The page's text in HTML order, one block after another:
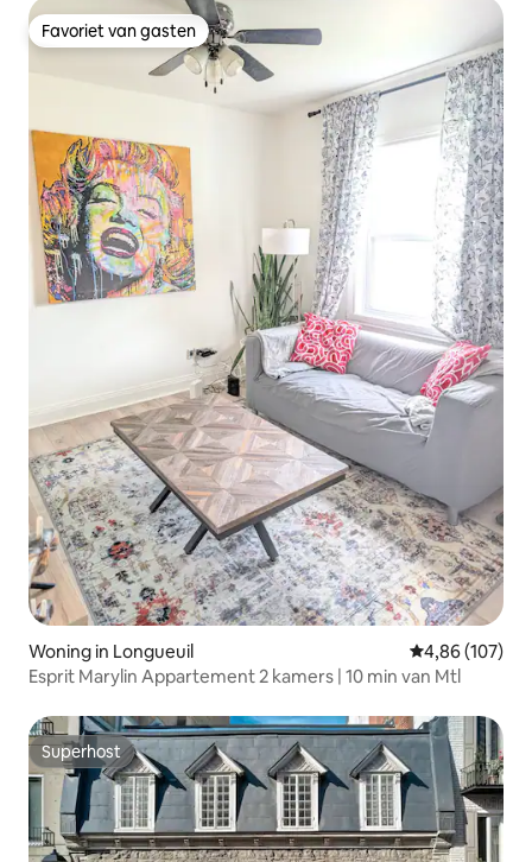
Favoriet van gasten
Favoriet van gasten
Woning in Longueuil Gemiddelde
4,86 (107)
Esprit Marylin Appartement 2 kamers | 10 min van Mtl
Superhost
Superhost